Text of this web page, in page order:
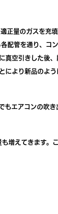
正量のガスを充
配管を通り、コ
真空引きした後
により新品のよ
もエアコンの吹
増えてきます。